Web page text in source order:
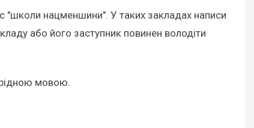
"школи нацменшини". У таких закладах написи
або його заступник повинен володіти
мовою.